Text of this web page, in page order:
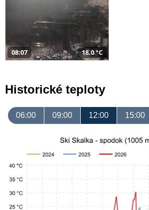
08:07 18,0 °C
Historické teploty
06:00 09:00 12:00 15:00